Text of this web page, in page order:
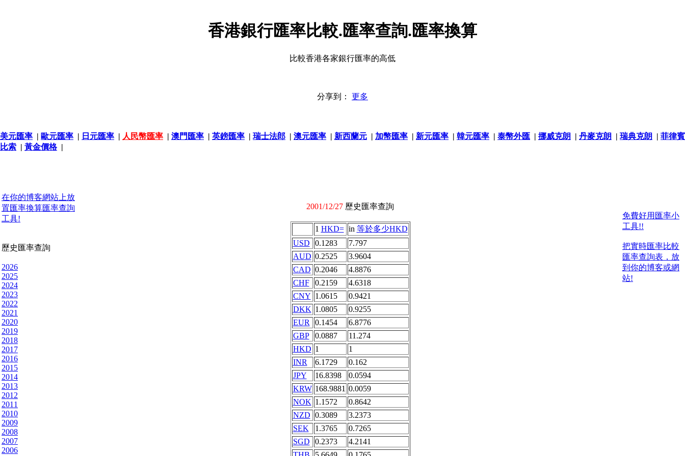
香港銀行匯率比較.匯率查詢.匯率換算
比較香港各家銀行匯率的高低
分享到： 更多
美元匯率 | 歐元匯率 | 日元匯率 | 人民幣匯率 | 澳門匯率 | 英鎊匯率 | 瑞士法郎 | 澳元匯率 | 新西蘭元 | 加幣匯率 | 新元匯率 | 韓元匯率 | 泰幣外匯 | 挪威克朗 | 丹麥克朗 | 瑞典克朗 | 菲律賓
比索 | 黃金價格|
在你的博客網站上放
置匯率換算匯率查詢
工具!
歷史匯率查詢
2026
2025
2024
2023
2022
2021
2020
2019
2018
2017
2016
2015
2014
2013
2012
2011
2010
2009
2008
2007
2006
2001/12/27 歷史匯率查詢
1 HKD= in 等於多少HKD
USD
0.1283
7.797
AUD 0.2525
3.9604
CAD 0.2046
4.8876
CHF
0.2159
4.6318
CNY 1.0615
0.9421
DKK 1.0805
0.9255
EUR
0.1454
6.8776
GBP
0.0887
11.274
HKD 1
1
INR
6.1729
0.162
JPY
16.8398
0.0594
KRW 168.9881 0.0059
NOK 1.1572
0.8642
NZD 0.3089
3.2373
SEK
1.3765
0.7265
SGD
0.2373
4.2141
免費好用匯率小
工具!!
把實時匯率比較
匯率查詢表，放
到你的博客或網
站!